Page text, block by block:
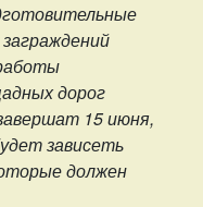
дорог
15 июня,
зависеть
должен